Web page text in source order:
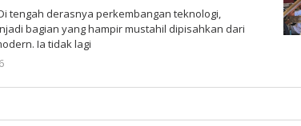
tengah derasnya perkembangan teknologi,
bagian yang hampir mustahil dipisahkan dari
Ia tidak lagi
NTT